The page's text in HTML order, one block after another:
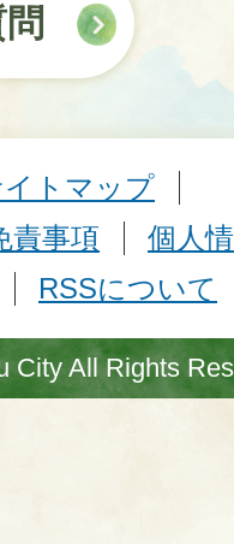
トマップ
責事項
個人
RSSについて
City All Rights